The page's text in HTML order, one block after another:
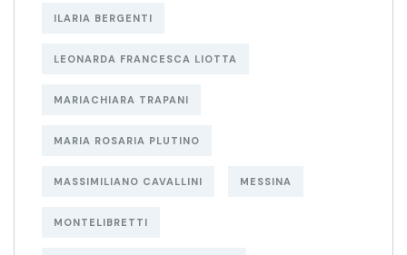
ILARIA BERGENTI
LEONARDA FRANCESCA LIOTTA
MARIACHIARA TRAPANI
MARIA ROSARIA PLUTINO
MASSIMILIANO CAVALLINI MESSINA
MONTELIBRETTI